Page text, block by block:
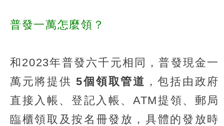
普發一萬怎麼領？
和2023年普發六千元相同，普發現金一
萬元將提供5個領取管道 ，包括由政府
直接入帳、登記入帳、ATM提領、郵局
臨櫃領取及按名冊發放，具體的發放時